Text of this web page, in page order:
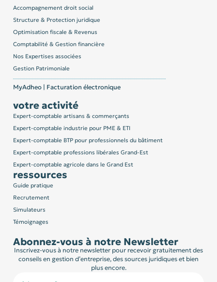
Accompagnement droit social
Structure & Protection juridique
Optimisation fiscale & Revenus
Comptabilité & Gestion financière
Nos Expertises associées
Gestion Patrimoniale
MyAdheo | Facturation électronique
votre activité
Expert-comptable artisans & commerçants
Expert-comptable industrie pour PME & ETI
Expert-comptable BTP pour professionnels du bâtiment
Expert-comptable professions libérales Grand-Est
Expert-comptable agricole dans le Grand Est
ressources
Guide pratique
Recrutement
Simulateurs
Témoignages
Abonnez-vous à notre Newsletter
Inscrivez-vous à notre newsletter pour recevoir gratuitement des
conseils en gestion d’entreprise, des sources juridiques et bien
plus encore.